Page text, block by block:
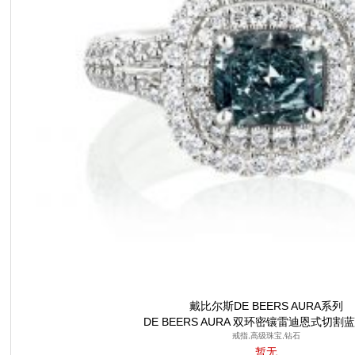
戴比尔斯DE BEERS AURA系列
DE BEERS AURA 双环密镶雷迪恩式切割
戒指,高级珠宝,钻石
暂无